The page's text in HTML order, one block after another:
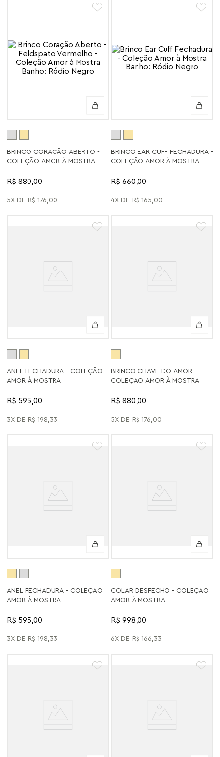
BRINCO CORAÇÃO ABERTO -
COLEÇÃO AMOR À MOSTRA
R$ 880,00
5 R$ 176,00
BRINCO EAR CUFF FECHADURA -
COLEÇÃO AMOR À MOSTRA
R$ 660,00
4 R$ 165,00
ANEL FECHADURA - COLEÇÃO
AMOR À MOSTRA
R$ 595,00
3 R$ 198,33
BRINCO CHAVE DO AMOR -
COLEÇÃO AMOR À MOSTRA
R$ 880,00
5 R$ 176,00
ANEL FECHADURA - COLEÇÃO
AMOR À MOSTRA
R$ 595,00
3 R$ 198,33
COLAR DESFECHO - COLEÇÃO
AMOR À MOSTRA
R$ 998,00
6 R$ 166,33